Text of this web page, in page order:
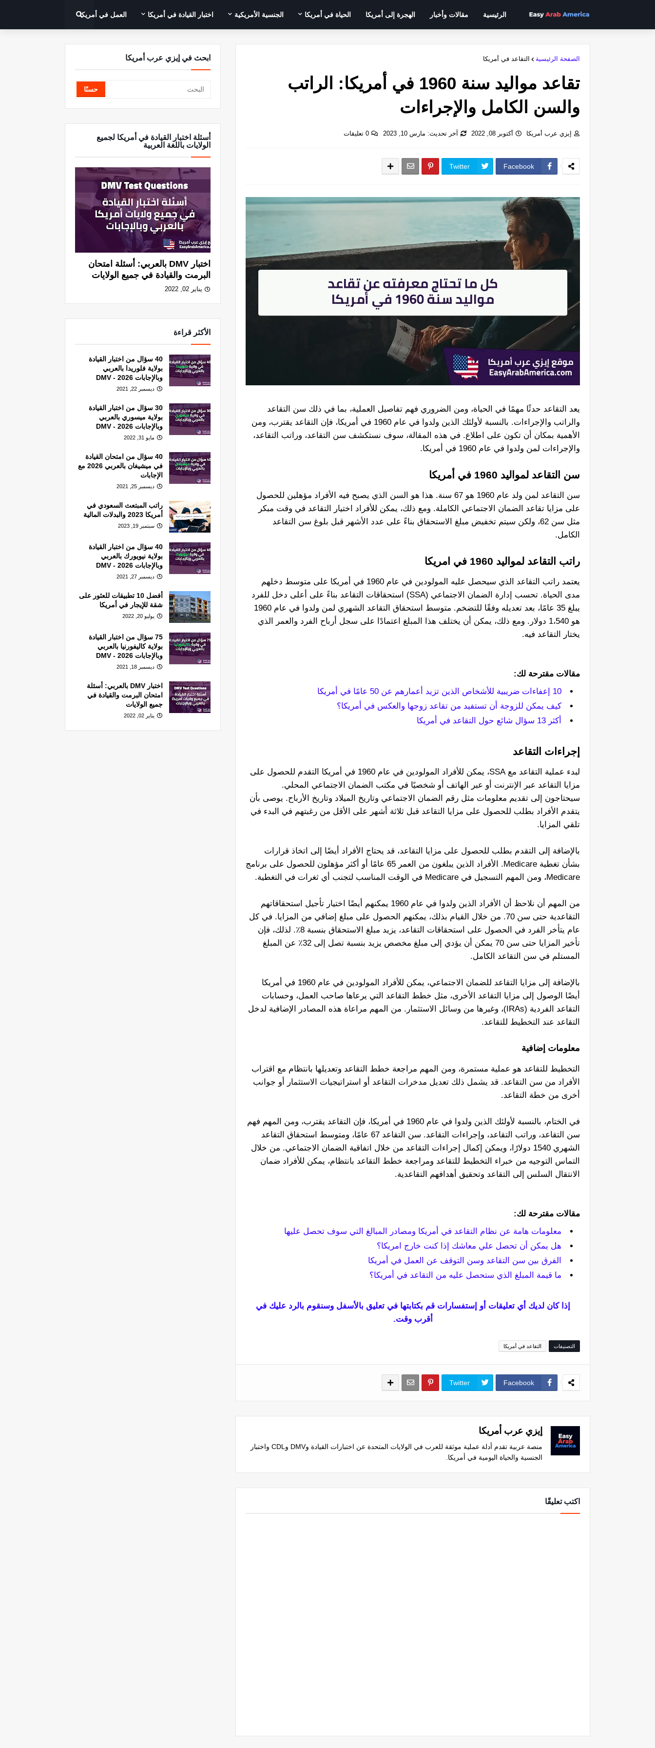
الرئيسية مقالات وأخبار الهجرة إلى أمريكا الحياة في أمريكا الجنسية الأمريكية اختبار القيادة في أمريكا العمل في أمريكا
الصفحة الرئيسية التقاعد في أمريكا
تقاعد مواليد سنة 1960 في أمريكا: الراتب
والسن الكامل والإجراءات
إيزي عرب أمريكا أكتوبر 08, 2022 آخر تحديث: مارس 10, 2023 0 تعليقات
Facebook
Twitter
يعد التقاعد حدثًا مهمًا في الحياة، ومن الضروري فهم تفاصيل العملية، بما في ذلك سن التقاعد
والراتب والإجراءات. بالنسبة لأولئك الذين ولدوا في عام 1960 في أمريكا، فإن التقاعد يقترب، ومن
الأهمية بمكان أن تكون على اطلاع. في هذه المقالة، سوف نستكشف سن التقاعد، وراتب التقاعد،
والإجراءات لمن ولدوا في عام 1960 في أمريكا.
سن التقاعد لمواليد 1960 في أمريكا
سن التقاعد لمن ولد عام 1960 هو 67 سنة. هذا هو السن الذي يصبح فيه الأفراد مؤهلين للحصول
على مزايا تقاعد الضمان الاجتماعي الكاملة. ومع ذلك، يمكن للأفراد اختيار التقاعد في وقت مبكر
مثل سن 62، ولكن سيتم تخفيض مبلغ الاستحقاق بناءً على عدد الأشهر قبل بلوغ سن التقاعد
الكامل.
راتب التقاعد لمواليد 1960 في امريكا
يعتمد راتب التقاعد الذي سيحصل عليه المولودين في عام 1960 في أمريكا على متوسط ​​دخلهم
مدى الحياة. تحسب إدارة الضمان الاجتماعي (SSA) استحقاقات التقاعد بناءً على أعلى دخل للفرد
يبلغ 35 عامًا، بعد تعديله وفقًا للتضخم. متوسط ​​استحقاق التقاعد الشهري لمن ولدوا في عام 1960
هو 1،540 دولار. ومع ذلك، يمكن أن يختلف هذا المبلغ اعتمادًا على سجل أرباح الفرد والعمر الذي
يختار التقاعد فيه.
مقالات مقترحة لك:
10 إعفاءات ضريبية للأشخاص الذين تزيد أعمارهم عن 50 عامًا في أمريكا
كيف يمكن للزوجة أن تستفيد من تقاعد زوجها والعكس في أمريكا؟
أكثر 13 سؤال شائع حول التقاعد في أمريكا
إجراءات التقاعد
لبدء عملية التقاعد مع SSA، يمكن للأفراد المولودين في عام 1960 في أمريكا التقدم للحصول على
مزايا التقاعد عبر الإنترنت أو عبر الهاتف أو شخصيًا في مكتب الضمان الاجتماعي المحلي.
سيحتاجون إلى تقديم معلومات مثل رقم الضمان الاجتماعي وتاريخ الميلاد وتاريخ الأرباح. يوصى بأن
يتقدم الأفراد بطلب للحصول على مزايا التقاعد قبل ثلاثة أشهر على الأقل من رغبتهم في البدء في
تلقي المزايا.
بالإضافة إلى التقدم بطلب للحصول على مزايا التقاعد، قد يحتاج الأفراد أيضًا إلى اتخاذ قرارات
بشأن تغطية Medicare. الأفراد الذين يبلغون من العمر 65 عامًا أو أكثر مؤهلون للحصول على برنامج
Medicare، ومن المهم التسجيل في Medicare في الوقت المناسب لتجنب أي ثغرات في التغطية.
من المهم أن نلاحظ أن الأفراد الذين ولدوا في عام 1960 يمكنهم أيضًا اختيار تأجيل استحقاقاتهم
التقاعدية حتى سن 70. من خلال القيام بذلك، يمكنهم الحصول على مبلغ إضافي من المزايا. في كل
عام يتأخر الفرد في الحصول على استحقاقات التقاعد، يزيد مبلغ الاستحقاق بنسبة 8٪. لذلك، فإن
تأخير المزايا حتى سن 70 يمكن أن يؤدي إلى مبلغ مخصص يزيد بنسبة تصل إلى 32٪ عن المبلغ
المستلم في سن التقاعد الكامل.
بالإضافة إلى مزايا التقاعد للضمان الاجتماعي، يمكن للأفراد المولودين في عام 1960 في أمريكا
أيضًا الوصول إلى مزايا التقاعد الأخرى، مثل خطط التقاعد التي يرعاها صاحب العمل، وحسابات
التقاعد الفردية (IRAs)، وغيرها من وسائل الاستثمار. من المهم مراعاة هذه المصادر الإضافية لدخل
التقاعد عند التخطيط للتقاعد.
معلومات إضافية
التخطيط للتقاعد هو عملية مستمرة، ومن المهم مراجعة خطط التقاعد وتعديلها بانتظام مع اقتراب
الأفراد من سن التقاعد. قد يشمل ذلك تعديل مدخرات التقاعد أو استراتيجيات الاستثمار أو جوانب
أخرى من خطة التقاعد.
في الختام، بالنسبة لأولئك الذين ولدوا في عام 1960 في أمريكا، فإن التقاعد يقترب، ومن المهم فهم
سن التقاعد، وراتب التقاعد، وإجراءات التقاعد. سن التقاعد 67 عامًا، ومتوسط ​​استحقاق التقاعد
الشهري 1540 دولارًا، ويمكن إكمال إجراءات التقاعد من خلال اتفاقية الضمان الاجتماعي. من خلال
التماس التوجيه من خبراء التخطيط للتقاعد ومراجعة خطط التقاعد بانتظام، يمكن للأفراد ضمان
الانتقال السلس إلى التقاعد وتحقيق أهدافهم التقاعدية.
مقالات مقترحة لك:
معلومات هامة عن نظام التقاعد في أمريكا ومصادر المبالغ التي سوف تحصل عليها
هل يمكن أن تحصل علي معاشك إذا كنت خارج امريكا؟
الفرق بين سن التقاعد وسن التوقف عن العمل في أمريكا
ما قيمة المبلغ الذي ستحصل عليه من التقاعد في أمريكا؟
إذا كان لديك أي تعليقات أو إستفسارات قم بكتابتها في تعليق بالأسفل وسنقوم بالرد عليك في
أقرب وقت.
التصنيفات التقاعد في أمريكا
Facebook
Twitter
إيزي عرب أمريكا
منصة عربية تقدم أدلة عملية موثقة للعرب في الولايات المتحدة عن اختبارات القيادة وDMV وCDL واختبار
الجنسية والحياة اليومية في أمريكا.
اكتب تعليقًا
ابحث في إيزي عرب أمريكا
أسئلة اختبار القيادة في أمريكا لجميع
الولايات باللغة العربية
اختبار DMV بالعربي: أسئلة امتحان
البرمت والقيادة في جميع الولايات
يناير 02, 2022
الأكثر قراءة
40 سؤال من اختبار القيادة
بولاية فلوريدا بالعربي
وبالإجابات 2026 - DMV
ديسمبر 22, 2021
30 سؤال من اختبار القيادة
بولاية ميسوري بالعربي
وبالإجابات 2026 - DMV
مايو 31, 2022
40 سؤال من امتحان القيادة
في ميشيغان بالعربي 2026 مع
الإجابات
ديسمبر 25, 2021
راتب المبتعث السعودي في
أمريكا 2023 والبدلات المالية
سبتمبر 19, 2023
40 سؤال من اختبار القيادة
بولاية نيويورك بالعربي
وبالإجابات 2026 - DMV
ديسمبر 27, 2021
أفضل 10 تطبيقات للعثور على
شقة للإيجار في أمريكا
يوليو 20, 2022
75 سؤال من اختبار القيادة
بولاية كاليفورنيا بالعربي
وبالإجابات 2026 - DMV
ديسمبر 18, 2021
اختبار DMV بالعربي: أسئلة
امتحان البرمت والقيادة في
جميع الولايات
يناير 02, 2022